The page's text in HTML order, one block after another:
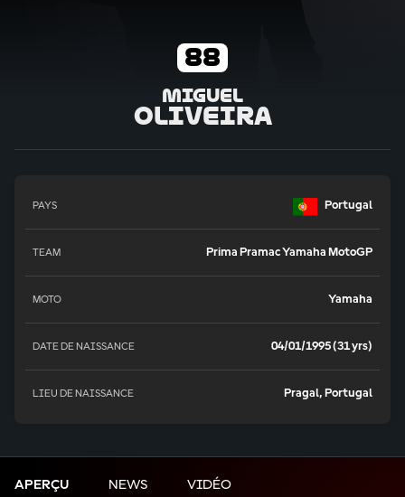
88
Miguel
Oliveira
PAYS Portugal
TEAM Prima Pramac Yamaha MotoGP
MOTO Yamaha
DATE DE NAISSANCE 04/01/1995 (31 yrs)
LIEU DE NAISSANCE Pragal, Portugal
APERÇU NEWS VIDÉO